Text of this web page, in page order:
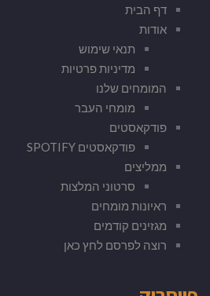
דף הבית
אודות
תנאי שימוש
מדיניות פרטיות
המומחים שלנו
מומחי העבר
פודקאסטים
פודקאסטים SPOTIFY
ממליצים
סרטוני המלצות
ראיונות מומחים
מגזינים קודמים
רוצה לפרסם לחץ כאן